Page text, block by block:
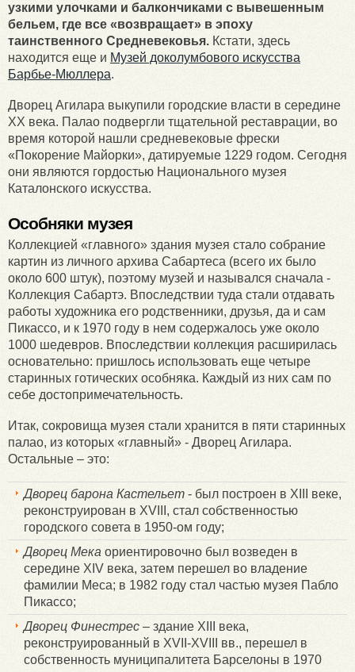
узкими улочками и балкончиками с вывешенным
бельем, где все «возвращает» в эпоху
таинственного Средневековья. Кстати, здесь
находится еще и Музей доколумбового искусства
Барбье-Мюллера.
Дворец Агилара выкупили городские власти в середине
XX века. Палао подвергли тщательной реставрации, во
время которой нашли средневековые фрески
«Покорение Майорки», датируемые 1229 годом. Сегодня
они являются гордостью Национального музея
Каталонского искусства.
Особняки музея
Коллекцией «главного» здания музея стало собрание
картин из личного архива Сабартеса (всего их было
около 600 штук), поэтому музей и назывался сначала -
Коллекция Сабартэ. Впоследствии туда стали отдавать
работы художника его родственники, друзья, да и сам
Пикассо, и к 1970 году в нем содержалось уже около
1000 шедевров. Впоследствии коллекция расширилась
основательно: пришлось использовать еще четыре
старинных готических особняка. Каждый из них сам по
себе достопримечательность.
Итак, сокровища музея стали хранится в пяти старинных
палао, из которых «главный» - Дворец Агилара.
Остальные – это:
Дворец барона Кастельет - был построен в XIII веке,
реконструирован в XVIII, стал собственностью
городского совета в 1950-ом году;
Дворец Мека ориентировочно был возведен в
середине XIV века, затем перешел во владение
фамилии Меса; в 1982 году стал частью музея Пабло
Пикассо;
Дворец Финестрес – здание XIII века,
реконструированный в XVII-XVIII вв., перешел в
собственность муниципалитета Барселоны в 1970